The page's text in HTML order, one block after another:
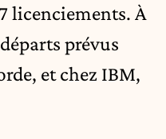
licenciements. À
prévus
et chez IBM,